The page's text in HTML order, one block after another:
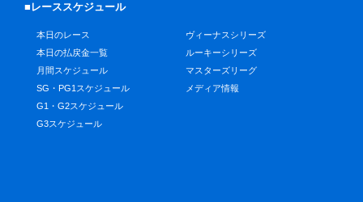
■レーススケジュール
本日のレース
本日の払戻金一覧
月間スケジュール
SG・PG1スケジュール
G1・G2スケジュール
G3スケジュール
ヴィーナスシリーズ
ルーキーシリーズ
マスターズリーグ
メディア情報